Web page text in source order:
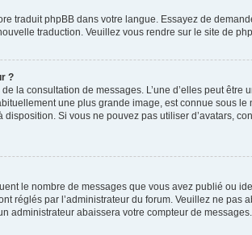
traduit phpBB dans votre langue. Essayez de
traduction. Veuillez vous rendre sur le site de
?
la consultation de messages. L’une d’elles peut
une plus grande image, est connue sous
Si vous ne pouvez pas utiliser d’avatars,
le nombre de messages que vous avez publié ou
réglés par l’administrateur du forum. Veuillez ne
administrateur abaissera votre compteur de messages.